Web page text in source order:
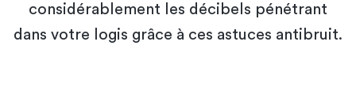
considérablement les décibels pénétrant
dans votre logis grâce à ces astuces antibruit.